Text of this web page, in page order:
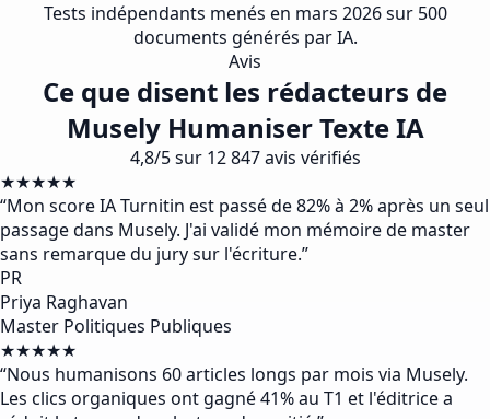
Tests indépendants menés en mars 2026 sur 500
documents générés par IA.
Avis
Ce que disent les rédacteurs de
Musely Humaniser Texte IA
4,8/5 sur 12 847 avis vérifiés
★★★★★
“Mon score IA Turnitin est passé de 82% à 2% après un seul
passage dans Musely. J'ai validé mon mémoire de master
sans remarque du jury sur l'écriture.”
PR
Priya Raghavan
Master Politiques Publiques
★★★★★
“Nous humanisons 60 articles longs par mois via Musely.
Les clics organiques ont gagné 41% au T1 et l'éditrice a